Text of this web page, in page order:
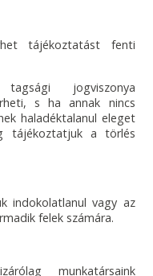
tájékoztatást fenti
jogviszonya
s ha annak nincs
haladéktalanul eleget
tájékoztatjuk a törlés
indokolatlanul vagy az
felek számára.
munkatársaink